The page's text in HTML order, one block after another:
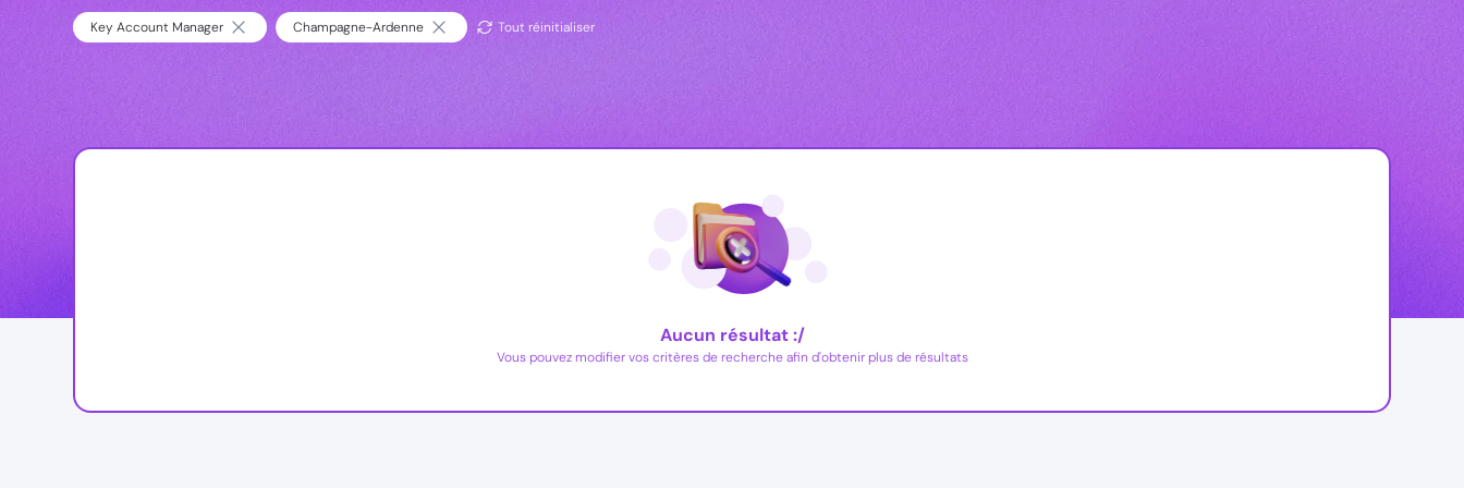
Key Account Manager Champagne-Ardenne Tout réinitialiser
Aucun résultat :/
Vous pouvez modifier vos critères de recherche afin d'obtenir plus de résultats